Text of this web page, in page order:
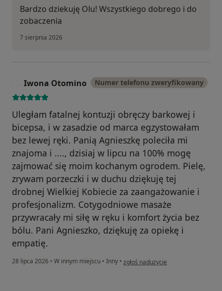
Bardzo dziekuję Olu! Wszystkiego dobrego i do
zobaczenia
7 sierpnia 2026
Iwona Otomino Numer telefonu zweryfikowany
Uległam fatalnej kontuzji obręczy barkowej i
bicepsa, i w zasadzie od marca egzystowałam
bez lewej ręki. Panią Agnieszkę poleciła mi
znajoma i ...., dzisiaj w lipcu na 100% mogę
zajmować się moim kochanym ogrodem. Pielę,
zrywam porzeczki i w duchu dziękuję tej
drobnej Wielkiej Kobiecie za zaangażowanie i
profesjonalizm. Cotygodniowe masaże
przywracały mi siłę w ręku i komfort życia bez
bólu. Pani Agnieszko, dziękuję za opiekę i
empatię.
28 lipca 2026 • W innym miejscu • Inny • w opinii użytkownika Iwona Otomino
zgłoś nadużycie